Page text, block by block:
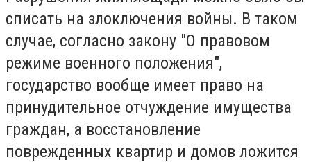
списать на злоключения войны. В таком
случае, согласно закону "О правовом
режиме военного положения",
государство вообще имеет право на
принудительное отчуждение имущества
граждан, а восстановление
поврежденных квартир и домов ложится